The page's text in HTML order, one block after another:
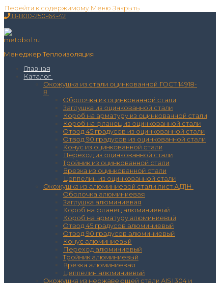
Перейти к содержимому Меню Закрыть
8-800-250-64-42
Менеджер Теплоизоляция
Главная
Каталог
Окожушка из стали оцинкованной ГОСТ 14918-
8
Оболочка из оцинкованной стали
Заглушка из оцинкованной стали
Короб на арматуру из оцинкованной стали
Короб на фланец из оцинкованной стали
Отвод 45 градусов из оцинкованной стали
Отвод 90 градусов из оцинкованной стали
Конус из оцинкованной стали
Переход из оцинкованной стали
Тройник из оцинкованной стали
Врезка из оцинкованной стали
Цеппелин из оцинкованной стали
Окожушка из алюминиевой стали лист АД1Н
Оболочка алюминиевая
Заглушка алюминиевая
Короб на фланец алюминиевый
Короб на арматуру алюминиевый
Отвод 45 градусов алюминиевый
Отвод 90 градусов алюминиевый
Конус алюминиевый
Переход алюминиевый
Тройник алюминиевый
Врезка алюминиевая
Цеппелин алюминиевый
Окожушка из нержавеющей стали AISI 304 и